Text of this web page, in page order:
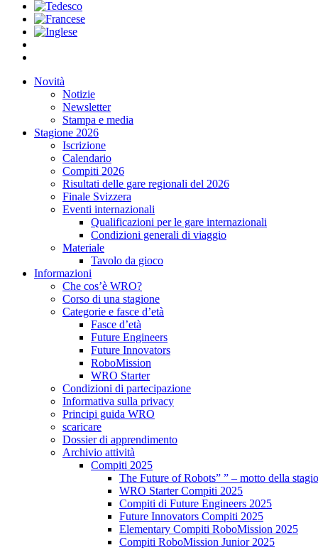
Novità
Notizie
Newsletter
Stampa e media
Stagione 2026
Iscrizione
Calendario
Compiti 2026
Risultati delle gare regionali del 2026
Finale Svizzera
Eventi internazionali
Qualificazioni per le gare internazionali
Condizioni generali di viaggio
Materiale
Tavolo da gioco
Informazioni
Che cos’è WRO?
Corso di una stagione
Categorie e fasce d’età
Fasce d’età
Future Engineers
Future Innovators
RoboMission
WRO Starter
Condizioni di partecipazione
Informativa sulla privacy
Principi guida WRO
scaricare
Dossier di apprendimento
Archivio attività
Compiti 2025
The Future of Robots” ” – motto della
WRO Starter Compiti 2025
Compiti di Future Engineers 2025
Future Innovators Compiti 2025
Elementary Compiti RoboMission 2025
Compiti RoboMission Junior 2025